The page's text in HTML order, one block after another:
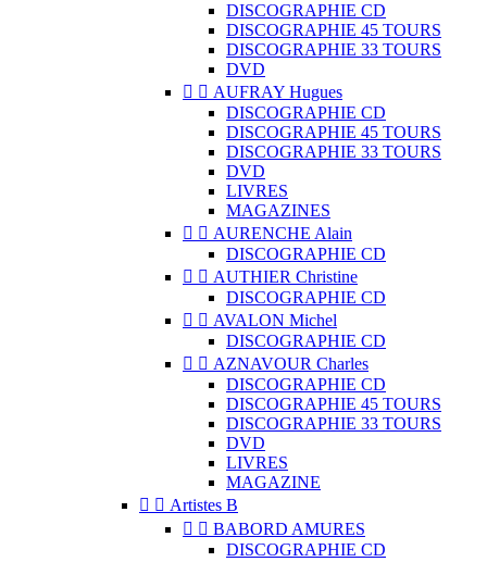
DISCOGRAPHIE CD
DISCOGRAPHIE 45 TOURS
DISCOGRAPHIE 33 TOURS
DVD
  AUFRAY Hugues
DISCOGRAPHIE CD
DISCOGRAPHIE 45 TOURS
DISCOGRAPHIE 33 TOURS
DVD
LIVRES
MAGAZINES
  AURENCHE Alain
DISCOGRAPHIE CD
  AUTHIER Christine
DISCOGRAPHIE CD
  AVALON Michel
DISCOGRAPHIE CD
  AZNAVOUR Charles
DISCOGRAPHIE CD
DISCOGRAPHIE 45 TOURS
DISCOGRAPHIE 33 TOURS
DVD
LIVRES
MAGAZINE
  Artistes B
  BABORD AMURES
DISCOGRAPHIE CD